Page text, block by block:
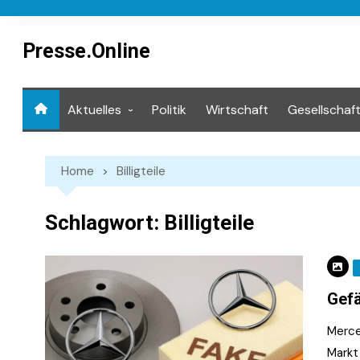
contentPresse.Online
Aktuelles Politik Wirtschaft Gesellschaft
Home Billigteile
Schlagwort: Billigteile